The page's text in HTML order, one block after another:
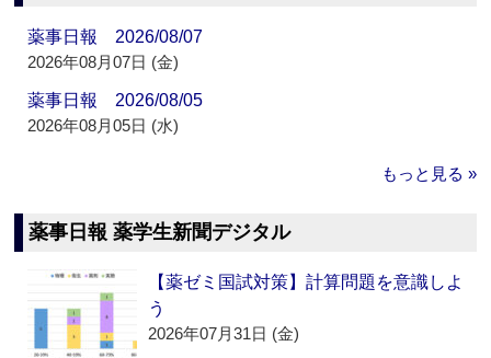
薬事日報 2026/08/07
2026年08月07日 (金)
薬事日報 2026/08/05
2026年08月05日 (水)
もっと見る »
薬事日報 薬学生新聞デジタル
【薬ゼミ国試対策】計算問題を意識しよ
う
2026年07月31日 (金)